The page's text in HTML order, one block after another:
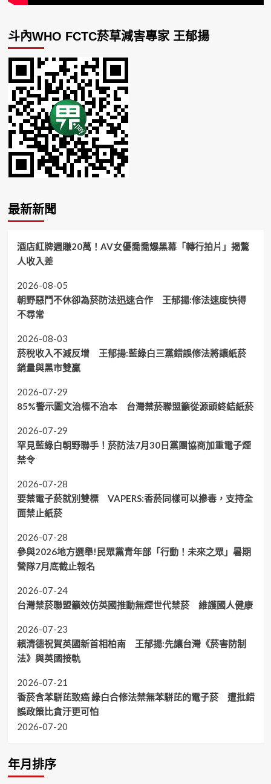
斗內WHO FCTC菸草減害專家 王郁揚
最新新聞
酒店紅牌週賺20萬！AV女優喬喬爆黑幕「轉行拍片」揭驚
人收入差
2026-08-05
朝野惡鬥不休卻為菸防法迅速合作 王郁揚:修法速度快得
不尋常
2026-08-03
菸稅收入不減反增 王郁揚:藍綠白三黨錯誤修法將讓紙菸
銷量與黑市雙贏
2026-07-29
85%警示圖文治標不治本 台灣禁菸聯盟籲從源頭終結紙菸
2026-07-29
罕見藍綠白朝野聯手！菸防法7月30日黨團協商加重電子煙
禁令
2026-07-28
要禁電子菸就別雙標 VAPERS:香菸同樣可以摻毒，支持全
面禁止紙菸
2026-07-28
參與2026地方選舉!民眾黨青年部「行動！未來之眾」暑期
營隊7月底截止報名
2026-07-24
台灣禁菸聯盟籲效仿英國推動無煙世代禁菸 維護國人健康
2026-07-23
賴清德祝賀英國新首相柏南 王郁揚:先讓台灣《菸害防制
法》與英國接軌
2026-07-21
香菸含苯駢芘致癌 綠白合修法禁無苯駢芘的電子菸 遭批錯
誤政策比貪汙更可怕
2026-07-20
年月排序